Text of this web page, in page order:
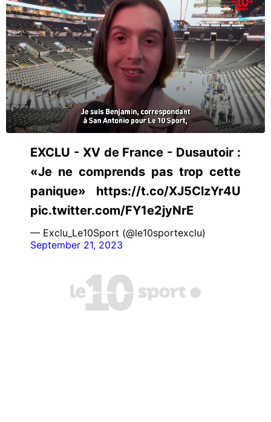
EXCLU - XV de France - Dusautoir :
«Je ne comprends pas trop cette
panique» https://t.co/XJ5ClzYr4U
pic.twitter.com/FY1e2jyNrE
— Exclu_Le10Sport (@le10sportexclu)
September 21, 2023